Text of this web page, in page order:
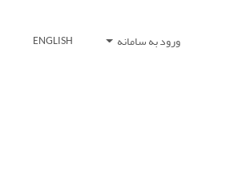
ورود به سامانه ENGLISH